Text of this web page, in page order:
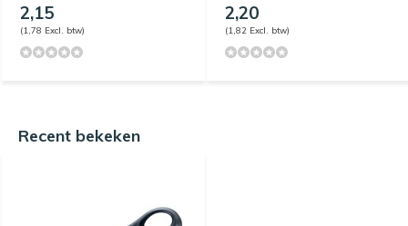
2,15
(1,78 Excl. btw)
2,20
(1,82 Excl. btw)
Recent bekeken